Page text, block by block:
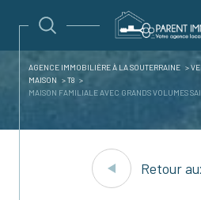
AGENCE IMMOBILIÈRE À LA SOUTERRAINE
MAISON
T8
MAISON FAMILIALE AVEC GRANDS VOLUMES
Retour